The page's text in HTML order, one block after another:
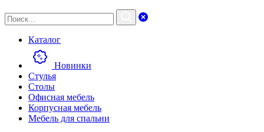
Каталог
Новинки
Стулья
Столы
Офисная мебель
Корпусная мебель
Мебель для спальни